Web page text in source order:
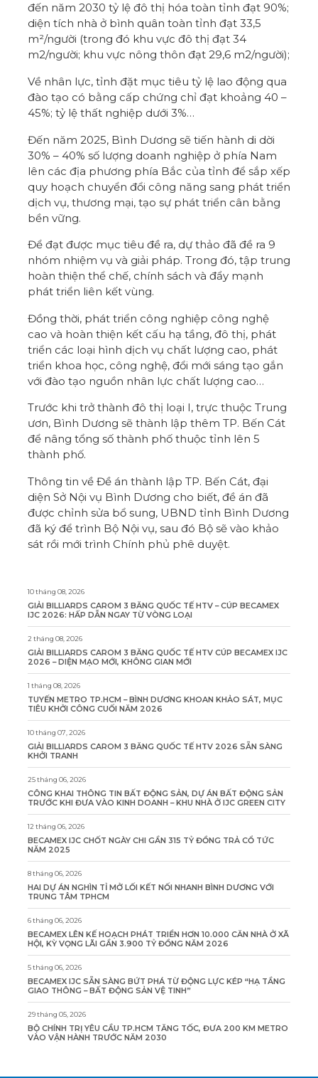
đến năm 2030 tỷ lệ đô thị hóa toàn tỉnh đạt 90%;
diện tích nhà ở bình quân toàn tỉnh đạt 33,5
m²/người (trong đó khu vực đô thị đạt 34
m2/người; khu vực nông thôn đạt 29,6 m2/người);
Về nhân lực, tỉnh đặt mục tiêu tỷ lệ lao động qua
đào tạo có bằng cấp chứng chỉ đạt khoảng 40 –
45%; tỷ lệ thất nghiệp dưới 3%…
Đến năm 2025, Bình Dương sẽ tiến hành di dời
30% – 40% số lượng doanh nghiệp ở phía Nam
lên các địa phương phía Bắc của tỉnh để sắp xếp
quy hoạch chuyển đổi công năng sang phát triển
dịch vụ, thương mại, tạo sự phát triển cân bằng
bền vững.
Để đạt được mục tiêu đề ra, dự thảo đã đề ra 9
nhóm nhiệm vụ và giải pháp. Trong đó, tập trung
hoàn thiện thể chế, chính sách và đẩy mạnh
phát triển liên kết vùng.
Đồng thời, phát triển công nghiệp công nghệ
cao và hoàn thiện kết cấu hạ tầng, đô thị, phát
triển các loại hình dịch vụ chất lượng cao, phát
triển khoa học, công nghệ, đổi mới sáng tạo gắn
với đào tạo nguồn nhân lực chất lượng cao…
Trước khi trở thành đô thị loại I, trực thuộc Trung
ươn, Bình Dương sẽ thành lập thêm TP. Bến Cát
để nâng tổng số thành phố thuộc tỉnh lên 5
thành phố.
Thông tin về Đề án thành lập TP. Bến Cát, đại
diện Sở Nội vụ Bình Dương cho biết, đề án đã
được chỉnh sửa bổ sung, UBND tỉnh Bình Dương
đã ký để trình Bộ Nội vụ, sau đó Bộ sẽ vào khảo
sát rồi mới trình Chính phủ phê duyệt.
10 tháng 08, 2026
GIẢI BILLIARDS CAROM 3 BĂNG QUỐC TẾ HTV – CÚP BECAMEX
IJC 2026: HẤP DẪN NGAY TỪ VÒNG LOẠI
2 tháng 08, 2026
GIẢI BILLIARDS CAROM 3 BĂNG QUỐC TẾ HTV CÚP BECAMEX IJC
2026 – DIỆN MẠO MỚI, KHÔNG GIAN MỚI
1 tháng 08, 2026
TUYẾN METRO TP.HCM – BÌNH DƯƠNG KHOAN KHẢO SÁT, MỤC
TIÊU KHỞI CÔNG CUỐI NĂM 2026
10 tháng 07, 2026
GIẢI BILLIARDS CAROM 3 BĂNG QUỐC TẾ HTV 2026 SẴN SÀNG
KHỞI TRANH
25 tháng 06, 2026
CÔNG KHAI THÔNG TIN BẤT ĐỘNG SẢN, DỰ ÁN BẤT ĐỘNG SẢN
TRƯỚC KHI ĐƯA VÀO KINH DOANH – KHU NHÀ Ở IJC GREEN CITY
12 tháng 06, 2026
BECAMEX IJC CHỐT NGÀY CHI GẦN 315 TỶ ĐỒNG TRẢ CỔ TỨC
NĂM 2025
8 tháng 06, 2026
HAI DỰ ÁN NGHÌN TỈ MỞ LỐI KẾT NỐI NHANH BÌNH DƯƠNG VỚI
TRUNG TÂM TPHCM
6 tháng 06, 2026
BECAMEX LÊN KẾ HOẠCH PHÁT TRIỂN HƠN 10.000 CĂN NHÀ Ở XÃ
HỘI, KỲ VỌNG LÃI GẦN 3.900 TỶ ĐỒNG NĂM 2026
5 tháng 06, 2026
BECAMEX IJC SẴN SÀNG BỨT PHÁ TỪ ĐỘNG LỰC KÉP “HẠ TẦNG
GIAO THÔNG – BẤT ĐỘNG SẢN VỆ TINH”
29 tháng 05, 2026
BỘ CHÍNH TRỊ YÊU CẦU TP.HCM TĂNG TỐC, ĐƯA 200 KM METRO
VÀO VẬN HÀNH TRƯỚC NĂM 2030